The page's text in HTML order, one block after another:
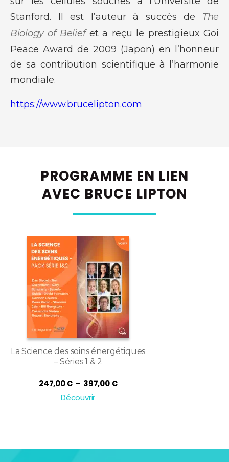
Stanford. Il est l’auteur à succès de The
Biology of Beliefet a reçu le prestigieux Goi
Peace Award de 2009 (Japon) en l’honneur
de sa contribution scientifique à l’harmonie
mondiale.
https://www.brucelipton.com
PROGRAMME EN LIEN
AVEC BRUCE LIPTON
La Science des soins énergétiques
– Séries 1 & 2
247,00€ – 397,00€Plage
Découvrir